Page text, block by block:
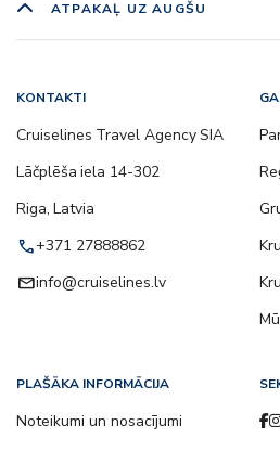
ATPAKAĻ UZ AUGŠU
KONTAKTI
Cruiselines Travel Agency SIA
Lāčplēša iela 14-302
Riga, Latvia
call+371 27888862
emailinfo@cruiselines.lv
PLAŠĀKA INFORMĀCIJA
Noteikumi un nosacījumi